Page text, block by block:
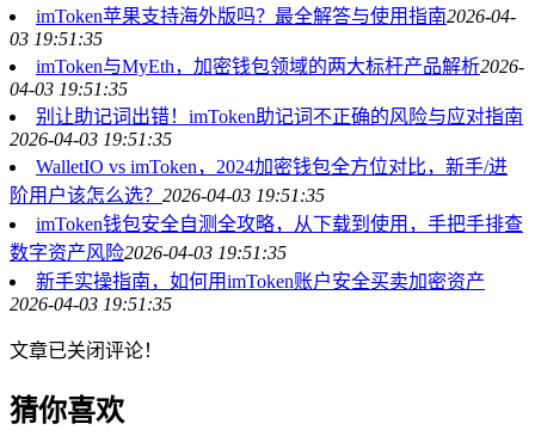
imToken苹果支持海外版吗？最全解答与使用指南2026-04-
03 19:51:35
imToken与MyEth，加密钱包领域的两大标杆产品解析2026-
04-03 19:51:35
别让助记词出错！imToken助记词不正确的风险与应对指南
2026-04-03 19:51:35
WalletIO vs imToken，2024加密钱包全方位对比，新手/进
阶用户该怎么选？ 2026-04-03 19:51:35
imToken钱包安全自测全攻略，从下载到使用，手把手排查
数字资产风险2026-04-03 19:51:35
新手实操指南，如何用imToken账户安全买卖加密资产
2026-04-03 19:51:35
文章已关闭评论！
猜你喜欢